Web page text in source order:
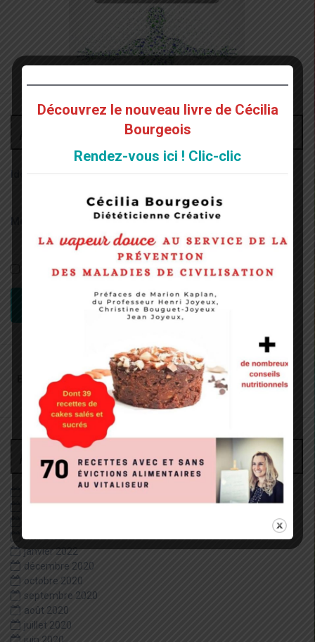
Rester connecté
Archives
décembre 2022
mai 2022
janvier 2022
décembre 2020
octobre 2020
septembre 2020
août 2020
juillet 2020
Découvrez le nouveau livre de Cécilia
Bourgeois
Rendez-vous ici ! Clic-clic